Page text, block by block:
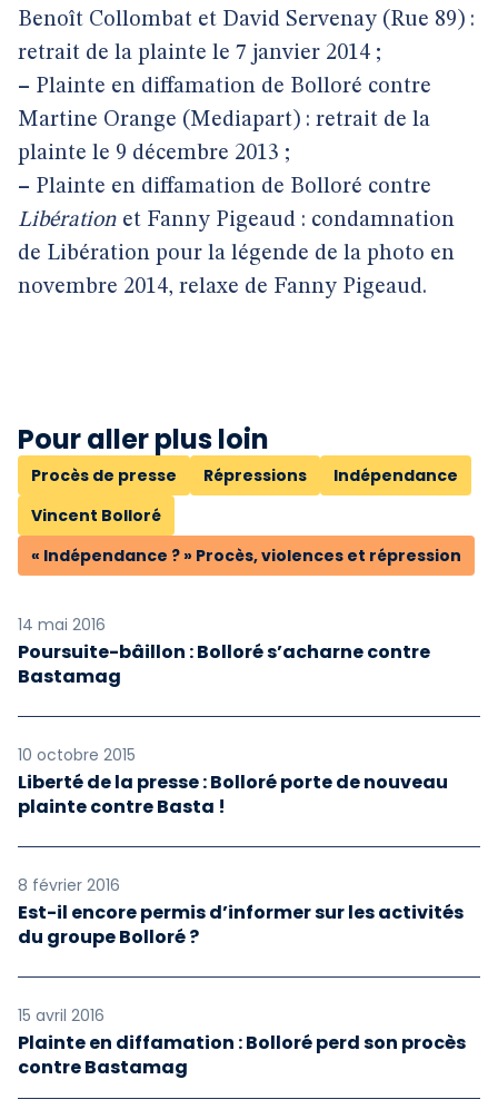
Benoît Collombat et David Servenay (Rue 89) :
retrait de la plainte le 7 janvier 2014 ;
– Plainte en diffamation de Bolloré contre
Martine Orange (Mediapart) : retrait de la
plainte le 9 décembre 2013 ;
– Plainte en diffamation de Bolloré contre
Libération et Fanny Pigeaud : condamnation
de Libération pour la légende de la photo en
novembre 2014, relaxe de Fanny Pigeaud.
Pour aller plus loin
Procès de presse Répressions
Indépendance
Vincent Bolloré
« Indépendance ? » Procès, violences et répression
14 mai 2016
Poursuite-bâillon : Bolloré s’acharne contre
Bastamag
10 octobre 2015
Liberté de la presse : Bolloré porte de nouveau
plainte contre Basta !
8 février 2016
Est-il encore permis d’informer sur les activités
du groupe Bolloré ?
15 avril 2016
Plainte en diffamation : Bolloré perd son procès
contre Bastamag